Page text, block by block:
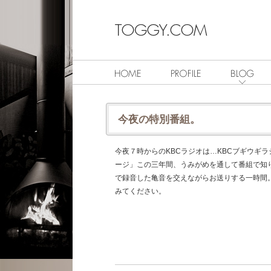
今夜の特別番組。
今夜７時からのKBCラジオは…KBCブギウギ
ージ」この三年間、うみがめを通して番組で
で録音した亀音を交えながらお送りする一時
みてください。